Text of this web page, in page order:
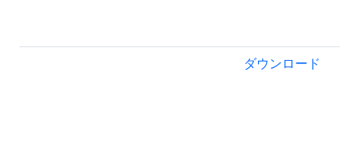
ダウンロード